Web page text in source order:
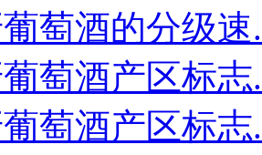
萄酒的分级速
萄酒产区标志
萄酒产区标志